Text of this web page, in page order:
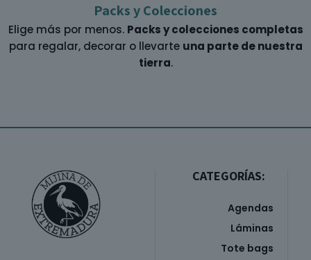
Packs y Colecciones
Elige más por menos. Packs y colecciones completas
para regalar, decorar o llevarte una parte de nuestra
tierra.
CATEGORÍAS:
Agendas
Láminas
Tote bags